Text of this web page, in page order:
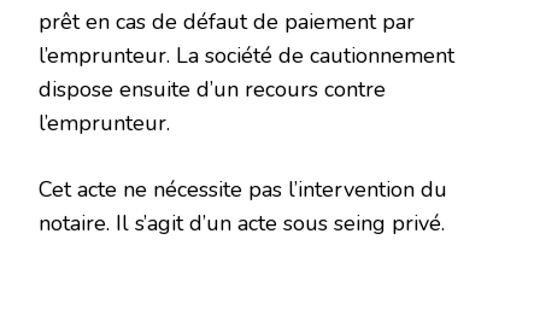
prêt en cas de défaut de paiement par
l’emprunteur. La société de cautionnement
dispose ensuite d’un recours contre
l’emprunteur.
Cet acte ne nécessite pas l’intervention du
notaire. Il s’agit d’un acte sous seing privé.